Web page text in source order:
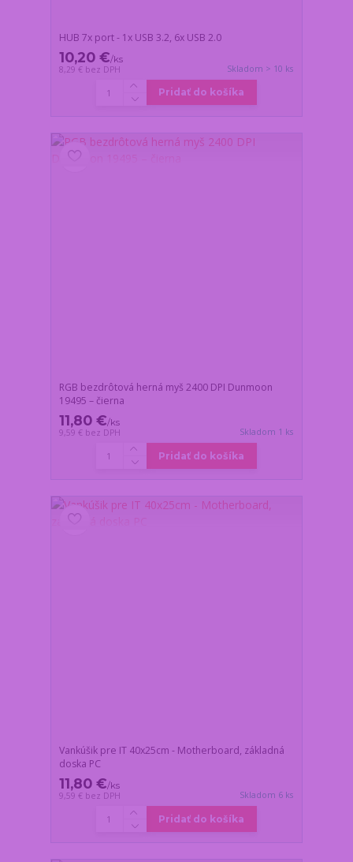
HUB 7x port - 1x USB 3.2, 6x USB 2.0
10,20 €/ks
8,29 € bez DPH Skladom > 10 ks
Pridať do košíka
RGB bezdrôtová herná myš 2400 DPI Dunmoon
19495 – čierna
11,80 €/ks
9,59 € bez DPH Skladom 1 ks
Pridať do košíka
Vankúšik pre IT 40x25cm - Motherboard, základná
doska PC
11,80 €/ks
9,59 € bez DPH Skladom 6 ks
Pridať do košíka